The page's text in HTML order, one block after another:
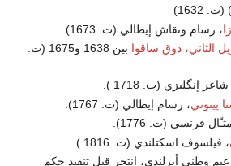
، رسام ونقاش إيطالي (ت. 1673).
الثاني، دوق ساڤوا
بين 1638 و1675 (ت.
شاعر إنگليزي (ت. 1718 ).
پيتوني، رسام إيطالي (ت. 1767).
فرنسي (ت. 1776).
، فيلسوف اسكتلندي (ت. 1816 )
وطني أيرلندي، انتحر قبل تنفيذ حكم